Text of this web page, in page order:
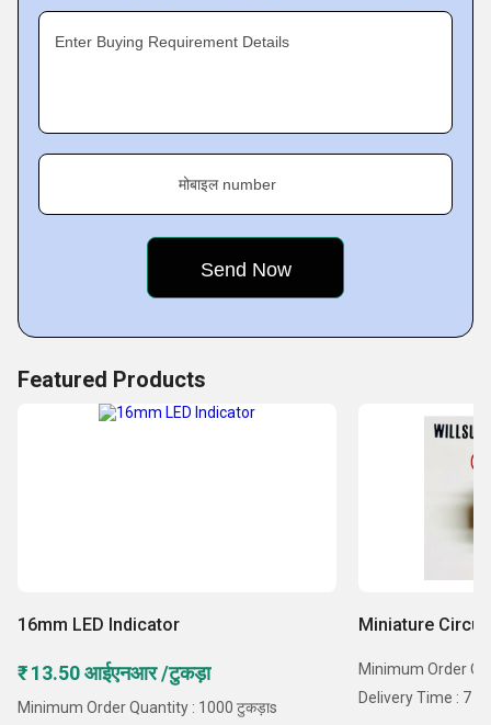
Enter Buying Requirement Details
मोबाइल number
Featured Products
16mm LED Indicator
₹ 13.50 आईएनआर /टुकड़ा
Minimum Order Quantity : 1000 टुकड़ाs
Miniature
Minimum Order
Delivery Time : 7